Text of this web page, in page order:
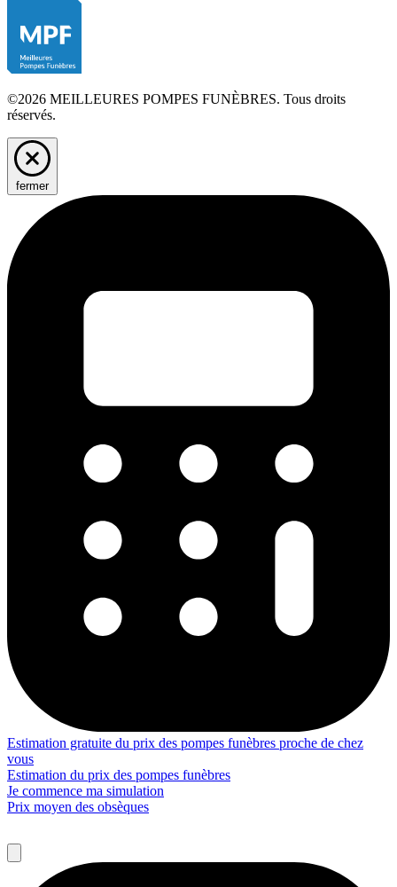
©2026 MEILLEURES POMPES FUNÈBRES. Tous droits
réservés.
fermer
Estimation gratuite du prix des pompes funèbres proche de chez
vous
Estimation du prix des pompes funèbres
Je commence ma simulation
Prix moyen des obsèques